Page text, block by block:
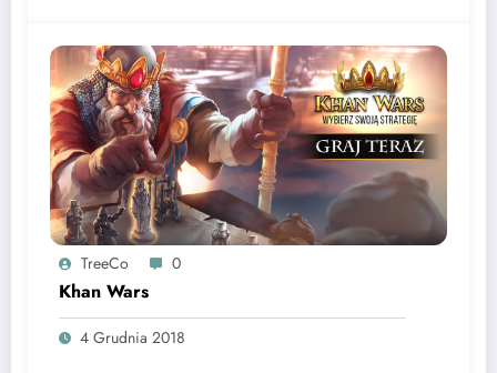
TreeCo 0
Khan Wars
4 Grudnia 2018